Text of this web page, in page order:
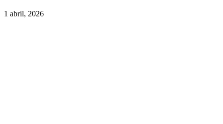
1 abril, 2026